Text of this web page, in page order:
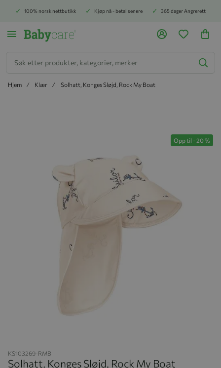
100% norsk nettbutikk Kjøp nå - betal senere 365 dager Angrerett
Hjem Klær Solhatt, Konges Sløjd, Rock My Boat
Opp til -20 %
KS103269-RMB
Solhatt, Konges Sløjd, Rock My Boat